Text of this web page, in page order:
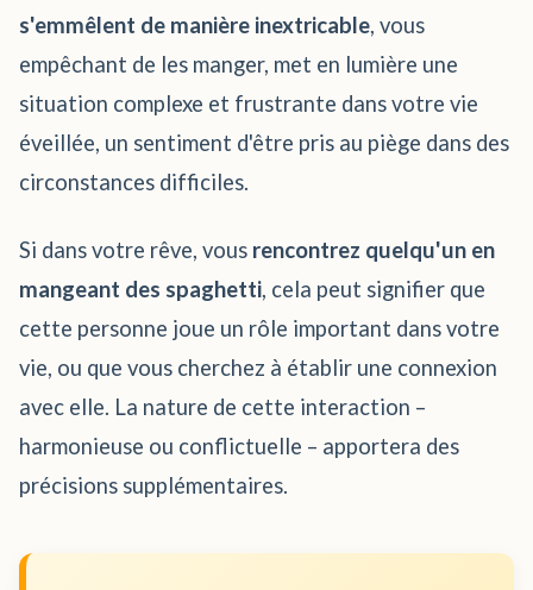
s'emmêlent de manière inextricable, vous
empêchant de les manger, met en lumière une
situation complexe et frustrante dans votre vie
éveillée, un sentiment d'être pris au piège dans des
circonstances difficiles.
Si dans votre rêve, vous rencontrez quelqu'un en
mangeant des spaghetti, cela peut signifier que
cette personne joue un rôle important dans votre
vie, ou que vous cherchez à établir une connexion
avec elle. La nature de cette interaction –
harmonieuse ou conflictuelle – apportera des
précisions supplémentaires.